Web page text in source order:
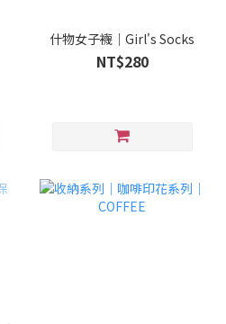
什物女子襪｜Girl's Socks
NT$280